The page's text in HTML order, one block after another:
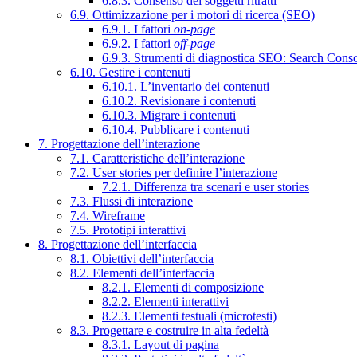
6.9. Ottimizzazione per i motori di ricerca (SEO)
6.9.1. I fattori on-page
6.9.2. I fattori off-page
6.9.3. Strumenti di diagnostica SEO: Search
6.10. Gestire i contenuti
6.10.1. L’inventario dei contenuti
6.10.2. Revisionare i contenuti
6.10.3. Migrare i contenuti
6.10.4. Pubblicare i contenuti
7. Progettazione dell’interazione
7.1. Caratteristiche dell’interazione
7.2. User stories per definire l’interazione
7.2.1. Differenza tra scenari e user stories
7.3. Flussi di interazione
7.4. Wireframe
7.5. Prototipi interattivi
8. Progettazione dell’interfaccia
8.1. Obiettivi dell’interfaccia
8.2. Elementi dell’interfaccia
8.2.1. Elementi di composizione
8.2.2. Elementi interattivi
8.2.3. Elementi testuali (microtesti)
8.3. Progettare e costruire in alta fedeltà
8.3.1. Layout di pagina